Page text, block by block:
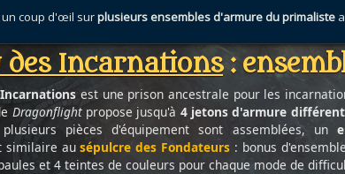
coup d'œil surplusieurs ensembles d'armure du primaliste
des Incarnations:
est une prison ancestrale pour les
Dragonflightpropose jusqu'à 4 jetons d'armure
pièces d'équipement sont assemblées, un
similaire ausépulcre des Fondateurs : bonus
et 4 teintes de couleurs pour chaque mode de